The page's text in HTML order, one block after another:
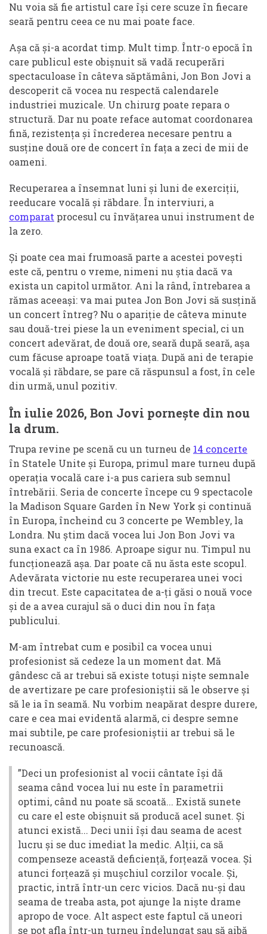
Nu voia să fie artistul care își cere scuze în fiecare
seară pentru ceea ce nu mai poate face.
Așa că și-a acordat timp. Mult timp. Într-o epocă în
care publicul este obișnuit să vadă recuperări
spectaculoase în câteva săptămâni, Jon Bon Jovi a
descoperit că vocea nu respectă calendarele
industriei muzicale. Un chirurg poate repara o
structură. Dar nu poate reface automat coordonarea
fină, rezistența și încrederea necesare pentru a
susține două ore de concert în fața a zeci de mii de
oameni.
Recuperarea a însemnat luni și luni de exerciții,
reeducare vocală și răbdare. În interviuri, a
comparat procesul cu învățarea unui instrument de
la zero.
Și poate cea mai frumoasă parte a acestei povești
este că, pentru o vreme, nimeni nu știa dacă va
exista un capitol următor. Ani la rând, întrebarea a
rămas aceeași: va mai putea Jon Bon Jovi să susțină
un concert întreg? Nu o apariție de câteva minute
sau două-trei piese la un eveniment special, ci un
concert adevărat, de două ore, seară după seară, așa
cum făcuse aproape toată viața. După ani de terapie
vocală și răbdare, se pare că răspunsul a fost, în cele
din urmă, unul pozitiv.
În iulie 2026, Bon Jovi pornește din nou
la drum.
Trupa revine pe scenă cu un turneu de 14 concerte
în Statele Unite și Europa, primul mare turneu după
operația vocală care i-a pus cariera sub semnul
întrebării. Seria de concerte începe cu 9 spectacole
la Madison Square Garden în New York și continuă
în Europa, încheind cu 3 concerte pe Wembley, la
Londra. Nu știm dacă vocea lui Jon Bon Jovi va
suna exact ca în 1986. Aproape sigur nu. Timpul nu
funcționează așa. Dar poate că nu ăsta este scopul.
Adevărata victorie nu este recuperarea unei voci
din trecut. Este capacitatea de a-ți găsi o nouă voce
și de a avea curajul să o duci din nou în fața
publicului.
M-am întrebat cum e posibil ca vocea unui
profesionist să cedeze la un moment dat. Mă
gândesc că ar trebui să existe totuși niște semnale
de avertizare pe care profesioniștii să le observe și
să le ia în seamă. Nu vorbim neapărat despre durere,
care e cea mai evidentă alarmă, ci despre semne
mai subtile, pe care profesioniștii ar trebui să le
recunoască.
”Deci un profesionist al vocii cântate își dă
seama când vocea lui nu este în parametrii
optimi, când nu poate să scoată... Există sunete
cu care el este obișnuit să producă acel sunet. Și
atunci există... Deci unii își dau seama de acest
lucru și se duc imediat la medic. Alții, ca să
compenseze această deficiență, forțează vocea. Și
atunci forțează și mușchiul corzilor vocale. Și,
practic, intră într-un cerc vicios. Dacă nu-și dau
seama de treaba asta, pot ajunge la niște drame
apropo de voce. Alt aspect este faptul că uneori
se pot afla într-un turneu îndelungat sau să aibă